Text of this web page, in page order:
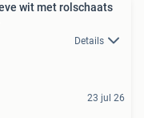
wit met rolschaats
Details
23 jul 26